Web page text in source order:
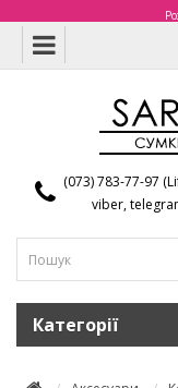
(073) 783-77-97
viber,
Категорії